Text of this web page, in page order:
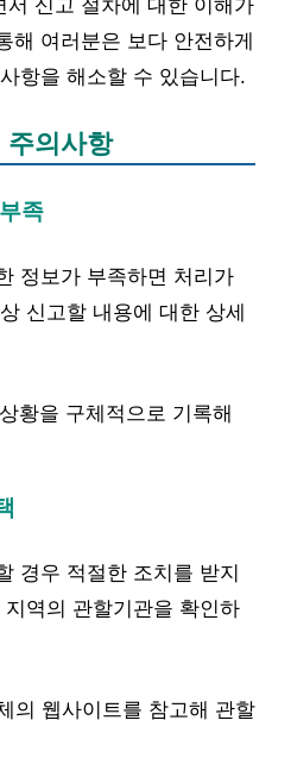
서 신고 절차에 대한 이해가
해 여러분은 보다 안전하게
항을 해소할 수 있습니다.
주의사항
족
정보가 부족하면 처리가
신고할 내용에 대한 상세
황을 구체적으로 기록해
경우 적절한 조치를 받지
역의 관할기관을 확인하
의 웹사이트를 참고해 관할